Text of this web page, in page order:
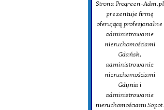
Strona Progreen-Adm.pl
prezentuje firmę
oferującą profesjonalne
administrowanie
nieruchomościami
Gdańsk,
administrowanie
nieruchomościami
Gdynia i
administrowanie
nieruchomościami Sopot.